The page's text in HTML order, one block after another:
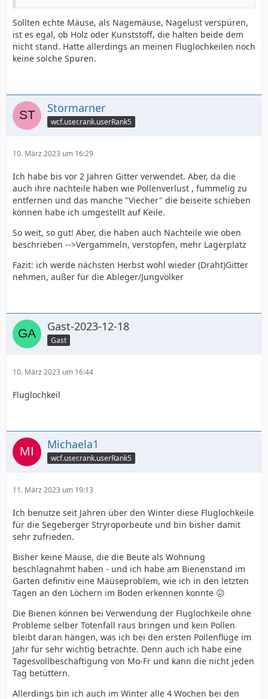
Sollten echte Mäuse, als Nagemäuse, Nagelust verspüren,
ist es egal, ob Holz oder Kunststoff, die halten beide dem
nicht stand. Hatte allerdings an meinen Fluglochkeilen noch
keine solche Spuren.
Stormarner
wcf.user.rank.userRank5
10. März 2023 um 16:29
Ich habe bis vor 2 Jahren Gitter verwendet. Aber, da die
auch ihre nachteile haben wie Pollenverlust , fummelig zu
entfernen und das manche "Viecher" die beiseite schieben
können habe ich umgestellt auf Keile.
So weit, so gut! Aber, die haben auch Nachteile wie oben
beschrieben -->Vergammeln, verstopfen, mehr Lagerplatz
Fazit: ich werde nächsten Herbst wohl wieder (Draht)Gitter
nehmen, außer für die Ableger/Jungvölker
Gast-2023-12-18
Gast
10. März 2023 um 16:44
Fluglochkeil
Michaela1
wcf.user.rank.userRank5
11. März 2023 um 19:13
Ich benutze seit Jahren über den Winter diese Fluglochkeile
für die Segeberger Stryroporbeute und bin bisher damit
sehr zufrieden.
Bisher keine Mäuse, die die Beute als Wohnung
beschlagnahmt haben - und ich habe am Bienenstand im
Garten definitiv eine Mäuseproblem, wie ich in den letzten
Tagen an den Löchern im Boden erkennen konnte 😖
Die Bienen können bei Verwendung der Fluglochkeile ohne
Probleme selber Totenfall raus bringen und kein Pollen
bleibt daran hängen, was ich bei den ersten Pollenflüge im
Jahr für sehr wichtig betrachte. Denn auch ich habe eine
Tagesvollbeschäftigung von Mo-Fr und kann die nicht jeden
Tag betüttern.
Allerdings bin ich auch im Winter alle 4 Wochen bei den